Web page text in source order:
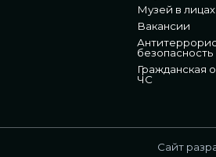
Музей в лицах
Вакансии
безопасность
Гражданская
ЧС
Сайт